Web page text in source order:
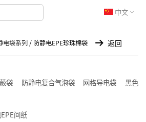
中文
电袋系列 / 防静电EPE珍珠棉袋 返回
袋 防静电复合气泡袋 网格导电袋
黑色
间纸